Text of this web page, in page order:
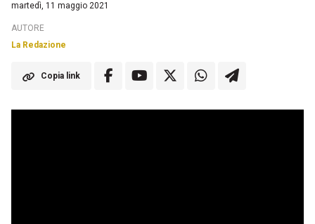
martedì, 11 maggio 2021
AUTORE
La Redazione
Copia link